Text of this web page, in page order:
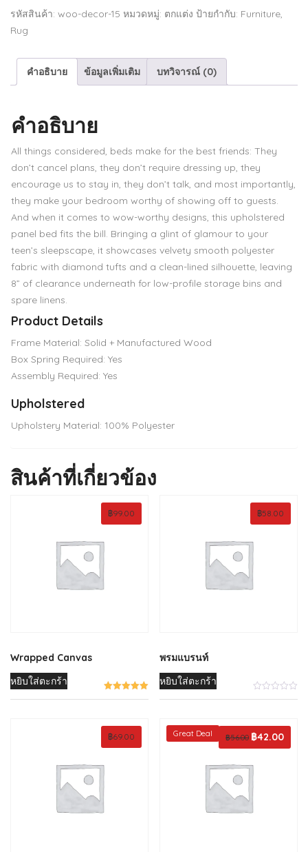
ปิคนิค
ชิ้น
รหัสสินค้า: woo-decor-15 หมวดหมู่: ตกแต่ง ป้ายกำกับ: Furniture,
Rug
คำอธิบาย ข้อมูลเพิ่มเติม บทวิจารณ์ (0)
คำอธิบาย
All things considered, beds make for the best friends: They
don’t cancel plans, they don’t require dressing up, they
encourage us to stay in, they don’t talk, and most importantly,
they make your bedroom worthy of showing off to guests.
And when it comes to wow-worthy designs, this upholstered
panel bed fits the bill. Bringing a glint of glamour to your
teen’s sleepscape, it showcases velvety smooth polyester
fabric with diamond tufts and a clean-lined silhouette, leaving
8” of clearance underneath for low-profile storage bins and
spare linens.
Product Details
Frame Material: Solid + Manufactured Wood
Box Spring Required: Yes
Assembly Required: Yes
Upholstered
Upholstery Material: 100% Polyester
สินค้าที่เกี่ยวข้อง
Wrapped Canvas
฿99.00
หยิบใส่ตะกร้า
พรมแบรนท์
฿58.00
หยิบใส่ตะกร้า
฿69.00 Great Deal ฿56.00 Original
was:
฿42.00